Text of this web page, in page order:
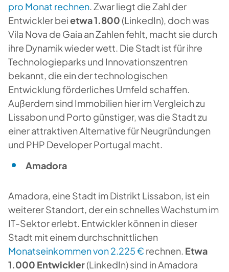
pro Monat rechnen. Zwar liegt die Zahl der
Entwickler beietwa 1.800 (LinkedIn), doch was
Vila Nova de Gaia an Zahlen fehlt, macht sie durch
ihre Dynamik wieder wett. Die Stadt ist für ihre
Technologieparks und Innovationszentren
bekannt, die ein der technologischen
Entwicklung förderliches Umfeld schaffen.
Außerdem sind Immobilien hier im Vergleich zu
Lissabon und Porto günstiger, was die Stadt zu
einer attraktiven Alternative für Neugründungen
und PHP Developer Portugal macht.
Amadora
Amadora, eine Stadt im Distrikt Lissabon, ist ein
weiterer Standort, der ein schnelles Wachstum im
IT-Sektor erlebt. Entwickler können in dieser
Stadt mit einem durchschnittlichen
Monatseinkommen von 2.225 € rechnen. Etwa
1.000 Entwickler(LinkedIn) sind in Amadora